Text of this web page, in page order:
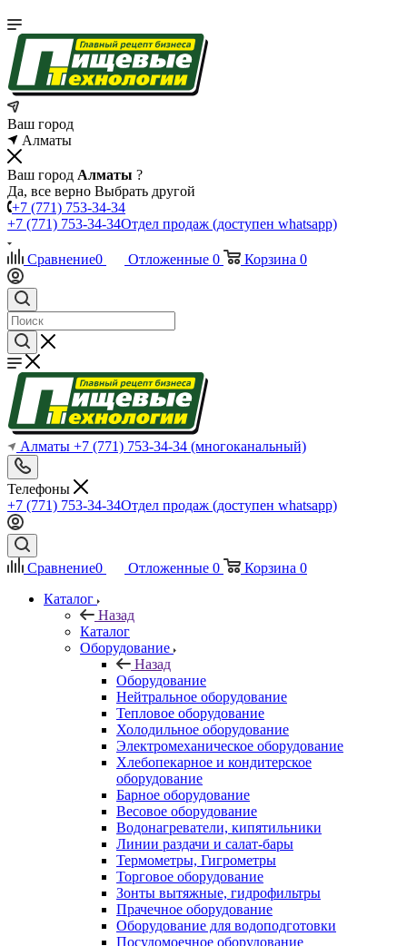
Ваш город
Алматы
Ваш город Алматы ?
Да, все верно Выбрать другой
+7 (771) 753-34-34
+7 (771) 753-34-34Отдел продаж (доступен whatsapp)
Сравнение0 Отложенные 0 Корзина 0
Алматы +7 (771) 753-34-34 (многоканальный)
Телефоны
+7 (771) 753-34-34Отдел продаж (доступен whatsapp)
Сравнение0 Отложенные 0 Корзина 0
Каталог
Назад
Каталог
Оборудование
Назад
Оборудование
Нейтральное оборудование
Тепловое оборудование
Холодильное оборудование
Электромеханическое оборудование
Хлебопекарное и кондитерское
оборудование
Барное оборудование
Весовое оборудование
Водонагреватели, кипятильники
Линии раздачи и салат-бары
Термометры, Гигрометры
Торговое оборудование
Зонты вытяжные, гидрофильтры
Прачечное оборудование
Оборудование для водоподготовки
Посудомоечное оборудование